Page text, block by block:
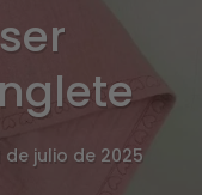
de julio de 2025